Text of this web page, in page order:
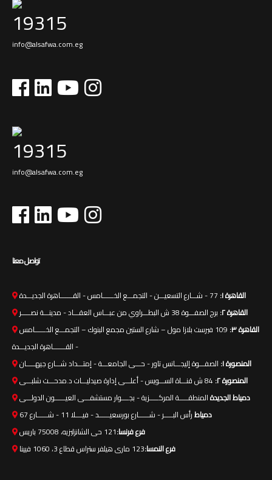
19315
info@alsafwa.com.eg
19315
info@alsafwa.com.eg
تواصل معنا
القاهرة ١:
القاهرة ٢:
برج الصفـــوة 38 ش البطـــراوي من عبـــاس العقـــاد - مدينـــة نصـــــر
القاهرة ٣:
109 فيرست بلازا مول – شارع الستين مجمع البنوك – التجمـــع الخــــــامس
- القـــــــاهرة الجديـــدة
المنصورة ١: الصفـــوة إليجـــانس تاور - حـــى الجامعـــة - إمتـــداد شـــارع جيهـــــان
المنصورة ٢:
دمياط الجديدةالمنطقـــــة المركـــــزية - بجــــوار مستشفـــى العيــــــون الدولـــى
دمياطرأس البـــــر - شــــــارع بورسعيــــــد - فيــــلا 11 - شــــــارع 67
فرع فرنسا:121 حى الشانزليزيه، 75008 باريس
فرع النمسا:123 مارى هيلفر ستراس قطاع 3، 1060 فيينا